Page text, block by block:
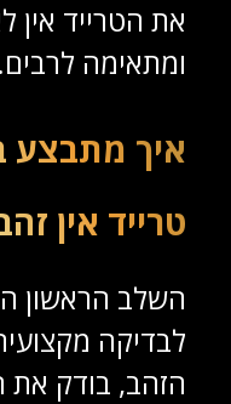
את הטרייד אין
ומתאימה לרבים.
איך מתבצע
טרייד אין
השלב הראשון
לבדיקה
הזהב, בודק את